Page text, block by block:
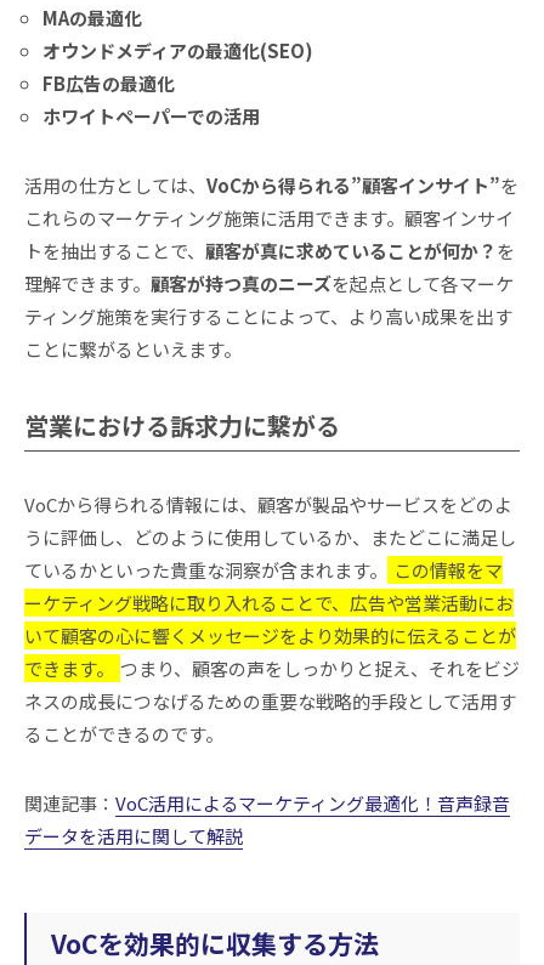
MAの最適化
オウンドメディアの最適化(SEO)
FB広告の最適化
ホワイトペーパーでの活用
活用の仕方としては、 VoCから得られる”顧客インサイト”を
これらのマーケティング施策に活用できます。顧客インサイ
トを抽出することで、 顧客が真に求めていることが何か？を
理解できます。 顧客が持つ真のニーズを起点として各マーケ
ティング施策を実行することによって、より高い成果を出す
ことに繋がるといえます。
営業における訴求力に繋がる
VoCから得られる情報には、顧客が製品やサービスをどのよ
うに評価し、どのように使用しているか、またどこに満足し
ているかといった貴重な洞察が含まれます。
この情報をマ
ーケティング戦略に取り入れることで、広告や営業活動にお
いて顧客の心に響くメッセージをより効果的に伝えることが
できます。
つまり、顧客の声をしっかりと捉え、それをビジ
ネスの成長につなげるための重要な戦略的手段として活用す
ることができるのです。
関連記事： VoC活用によるマーケティング最適化！音声録音
データを活用に関して解説
VoCを効果的に収集する方法